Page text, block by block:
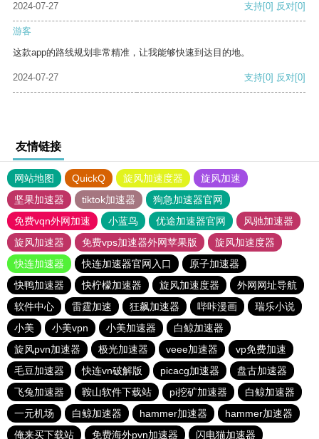
2024-07-27
支持[0] 反对[0]
游客
这款app的路线规划非常精准，让我能够快速到达目的地。
2024-07-27 支持[0] 反对[0]
友情链接
网站地图 QuickQ 旋风加速度器
旋风加速
坚果加速器
tiktok加速器
狗急加速器官网
免费vqn外网加速
小蓝鸟 优途加速器官网
风驰加速器
旋风加速器
免费vps加速器外网苹果版
旋风加速度器
快连加速器
快连加速器官网入口
原子加速器
快鸭加速器
快柠檬加速器 旋风加速度器
外网网址导航
软件中心
雷霆加速 狂飙加速器 哔咔漫画
瑞乐小说
小美
小美vpn 小美加速器
白鲸加速器
旋风pvn加速器
极光加速器 veee加速器
vp免费加速
毛豆加速器
快连vn破解版 picacg加速器
盘古加速器
飞兔加速器
鞍山软件下载站 pi挖矿加速器
白鲸加速器
一元机场
白鲸加速器 hammer加速器
hammer加速器
俺来买下载站
免费海外pvn加速器 闪电猫加速器